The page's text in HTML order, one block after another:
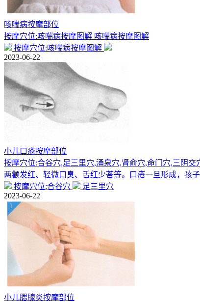
咳喘病按摩部位
按摩穴位:咳喘病按摩图解 咳喘病按摩图解
按摩穴位:咳喘病按摩图解
2023-06-22
小儿口疮按摩部位
按摩穴位:合谷穴,足三里穴,涌泉穴,肾俞穴,命门穴,三阴
两颧发红、轻微口臭、舌红少荅等。口疮一旦形成，孩
按摩穴位:合谷穴
足三里穴
2023-06-22
小儿腮腺炎按摩部位